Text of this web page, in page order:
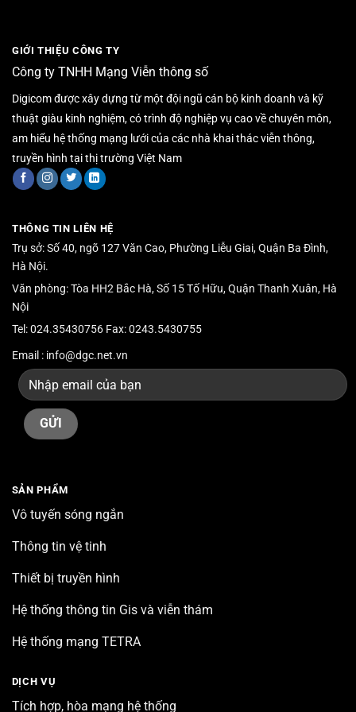
GIỚI THIỆU CÔNG TY
Công ty TNHH Mạng Viễn thông số
Digicom được xây dựng từ một đội ngũ cán bộ kinh doanh và kỹ
thuật giàu kinh nghiệm, có trình độ nghiệp vụ cao về chuyên môn,
am hiểu hệ thống mạng lưới của các nhà khai thác viễn thông,
truyền hình tại thị trường Việt Nam
SẢN PHẨM
Vô tuyến sóng ngắn
Thông tin vệ tinh
Thiết bị truyền hình
Hệ thống thông tin Gis và viễn thám
Hệ thống mạng TETRA
DỊCH VỤ
Tích hợp, hòa mạng hệ thống
THÔNG TIN LIÊN HỆ
Trụ sở: Số 40, ngõ 127 Văn Cao, Phường Liễu Giai, Quận Ba Đình,
Hà Nội.
Văn phòng: Tòa HH2 Bắc Hà, Số 15 Tố Hữu, Quận Thanh Xuân, Hà
Nội
Tel: 024.35430756 Fax: 0243.5430755
Email : info@dgc.net.vn